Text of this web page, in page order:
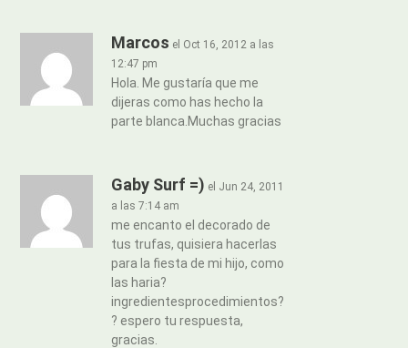
Marcos el Oct 16, 2012 a las
12:47 pm
Hola. Me gustaría que me
dijeras como has hecho la
parte blanca.Muchas gracias
Gaby Surf =) el Jun 24, 2011
a las 7:14 am
me encanto el decorado de
tus trufas, quisiera hacerlas
para la fiesta de mi hijo, como
las haria?
ingredientesprocedimientos?
? espero tu respuesta,
gracias.